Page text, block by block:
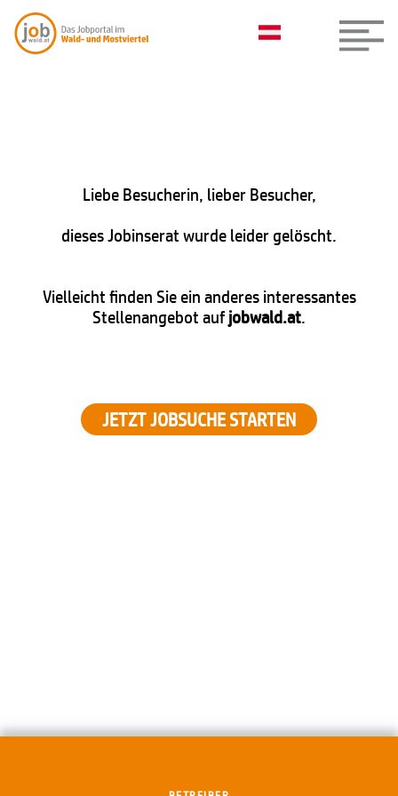
Liebe Besucherin, lieber Besucher,
dieses Jobinserat wurde leider gelöscht.
Vielleicht finden Sie ein anderes interessantes
Stellenangebot aufjobwald.at.
JETZT JOBSUCHE STARTEN